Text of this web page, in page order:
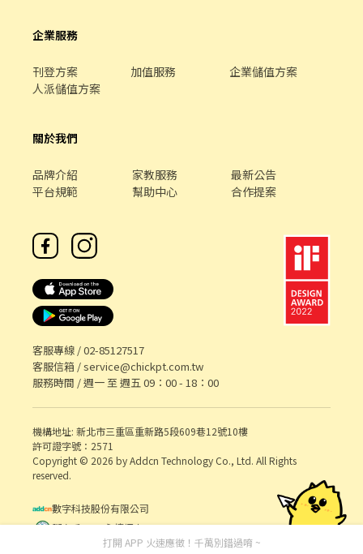
77號1樓 桃園寶慶 - 智取店 桃園市桃園區寶慶路296號1樓 桃園春日
॰ॱꕤ*｡ﾟ॰ॱꕤ*｡ﾟ 🎯員工福利 🛡️ 勞保、團保、勞退：保障你的未來與安
全！ ⛽ 油資/修繕補貼：車子🛵有保障，油資與維修費享 10% 補
先搶先贏~
企業服務
刊登方案 加值服務
企業儲值方案
人派儲值方案
關於我們
品牌介紹 家教服務
最新公告
平台規範
幫助中心 合作提案
客服專線 /02-85127517
客服信箱 /service@chickpt.com.tw
服務時間 / 週一 至 週五 09：00 - 18：00
機構地址: 新北市三重區重新路5段609巷12號10樓
許可證字號：2571
Copyright © 2026 by Addcn Technology Co., Ltd. All Rights
reserved.
數字科技股份有限公司
鄧白氏 ESG 永續標章
打開 APP 火速應徵！千萬別錯過唷 ~